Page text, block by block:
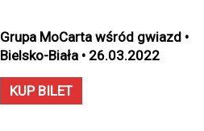
Grupa MoCarta wśród gwiazd •
Bielsko-Biała • 26.03.2022
KUP BILET